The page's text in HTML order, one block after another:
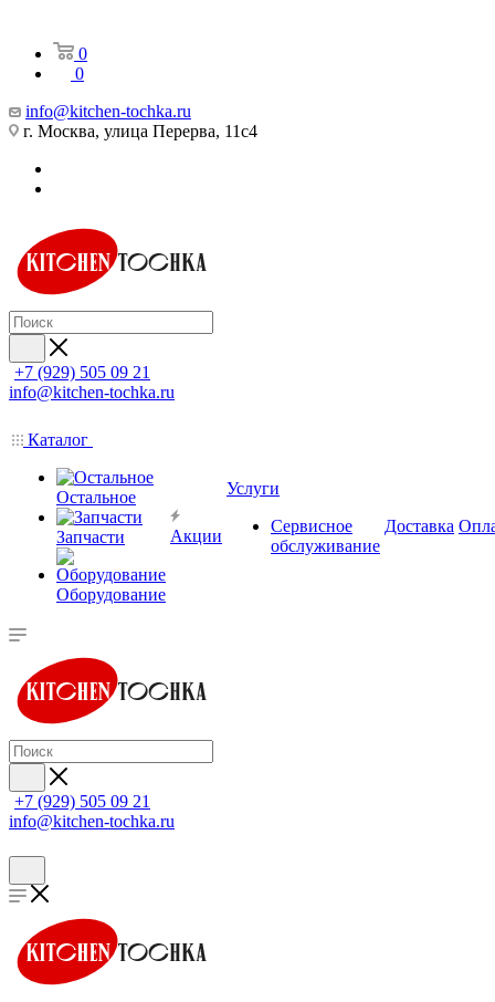
0
0
info@kitchen-tochka.ru
г. Москва, улица Перерва, 11с4
+7 (929) 505 09 21
info@kitchen-tochka.ru
Каталог
Остальное
Запчасти
Оборудование
Акции
Услуги
Сервисное
обслуживание
Доставка
+7 (929) 505 09 21
info@kitchen-tochka.ru